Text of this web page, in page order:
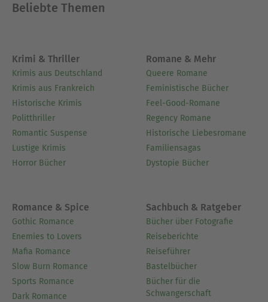
Beliebte Themen
Krimi & Thriller
Krimis aus Deutschland
Krimis aus Frankreich
Historische Krimis
Politthriller
Romantic Suspense
Lustige Krimis
Horror Bücher
Romane & Mehr
Queere Romane
Feministische Bücher
Feel-Good-Romane
Regency Romane
Historische Liebesromane
Familiensagas
Dystopie Bücher
Romance & Spice
Gothic Romance
Enemies to Lovers
Mafia Romance
Slow Burn Romance
Sports Romance
Dark Romance
Sachbuch & Ratgeber
Bücher über Fotografie
Reiseberichte
Reiseführer
Bastelbücher
Bücher für die
Schwangerschaft